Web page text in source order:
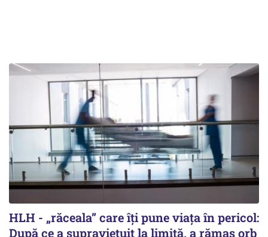
HLH - „răceala” care îți pune viața în pericol:
După ce a supraviețuit la limită, a rămas orb